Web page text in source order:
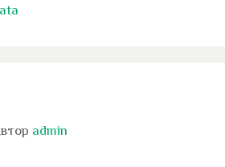
admin